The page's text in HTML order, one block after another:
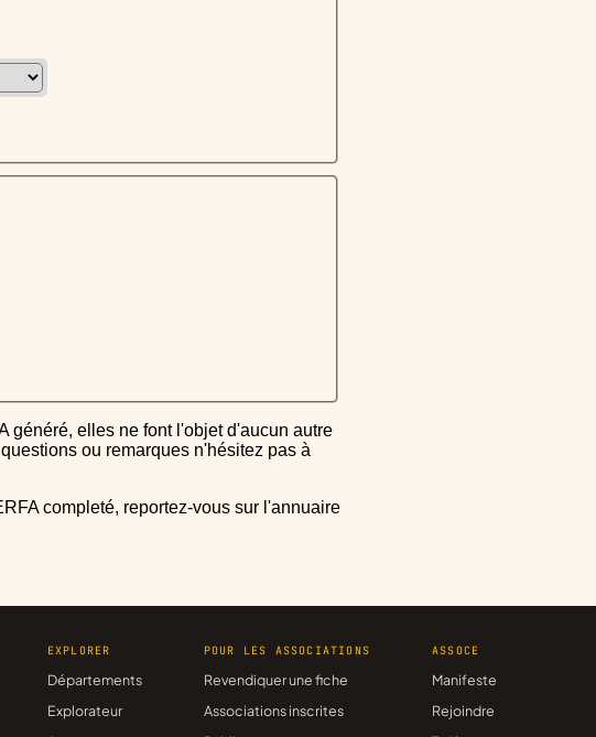
ou remarques n'hésitez pas à
EXPLORER
Départements
Explorateur
POUR LES ASSOCIATIONS
Revendiquer une fiche
Associations inscrites
ASSOCE
Manifeste
Rejoindre